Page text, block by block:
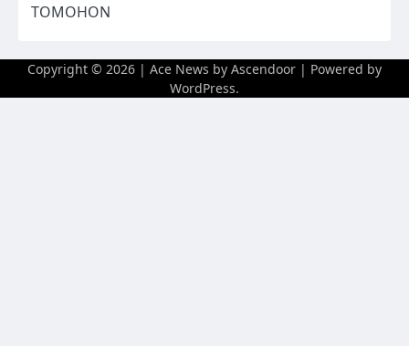
TOMOHON
Copyright © 2026 | Ace News by Ascendoor | Powered by
WordPress.